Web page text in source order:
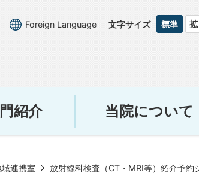
Foreign Language 文字サイズ
紹介 当院について
域連携室 放射線科検査（CT・MRI等）紹介予約